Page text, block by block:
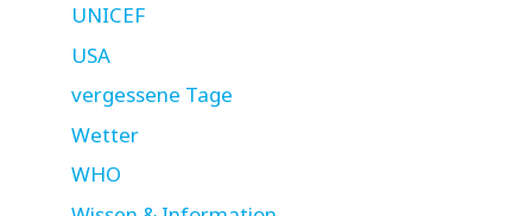
UNICEF
USA
vergessene Tage
Wetter
WHO